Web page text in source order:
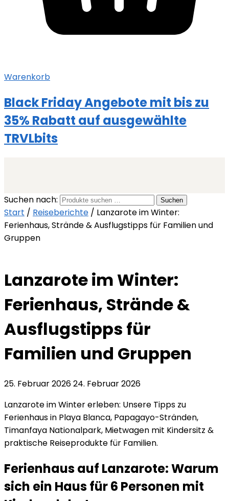
Warenkorb
Black Friday Angebote mit bis zu
35% Rabatt auf ausgewählte
TRVLbits
Suchen nach: Suchen
Start / Reiseberichte / Lanzarote im Winter:
Ferienhaus, Strände & Ausflugstipps für Familien und
Gruppen
Lanzarote im Winter:
Ferienhaus, Strände &
Ausflugstipps für
Familien und Gruppen
25. Februar 202624. Februar 2026
Lanzarote im Winter erleben: Unsere Tipps zu
Ferienhaus in Playa Blanca, Papagayo-Stränden,
Timanfaya Nationalpark, Mietwagen mit Kindersitz &
praktische Reiseprodukte für Familien.
Ferienhaus auf Lanzarote: Warum
sich ein Haus für 6 Personen mit